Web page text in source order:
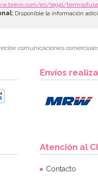
es/legal/
Disponible la información
comunicaciones
Envíos
Atención al
Contacto